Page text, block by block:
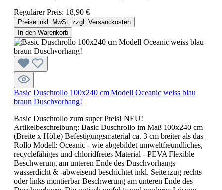
Regulärer Preis: 18,90 €
Preise inkl. MwSt. zzgl. Versandkosten
In den Warenkorb
Basic Duschrollo 100x240 cm Modell Oceanic weiss blau
braun Duschvorhang!
Basic Duschrollo zum super Preis! NEU!
Artikelbeschreibung: Basic Duschrollo im Maß 100x240 cm
(Breite x Höhe) Befestigungsmaterial ca. 3 cm breiter als das
Rollo Modell: Oceanic - wie abgebildet umweltfreundliches,
recyclefähiges und chloridfreies Material - PEVA Flexible
Beschwerung am unteren Ende des Duschvorhangs
wasserdicht & -abweisend beschichtet inkl. Seitenzug rechts
oder links montierbar Beschwerung am unteren Ende des